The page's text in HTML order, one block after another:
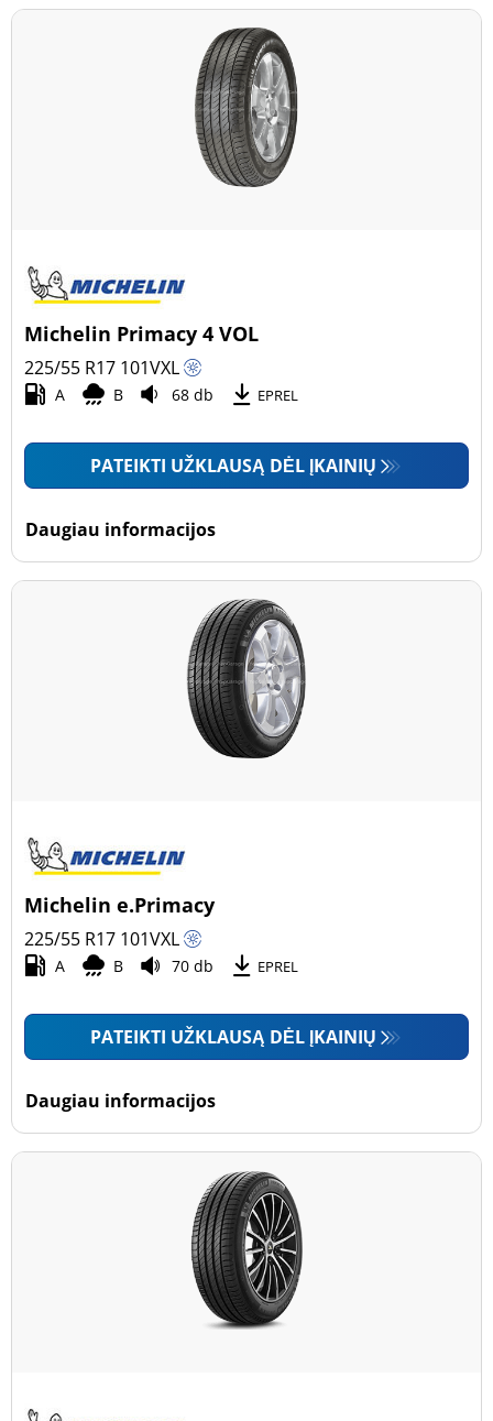
Michelin Primacy 4 VOL
225/55 R17 101VXL
A B 68 db EPREL
PATEIKTI UŽKLAUSĄ DĖL ĮKAINIŲ
Daugiau informacijos
Michelin e.Primacy
225/55 R17 101VXL
A B 70 db EPREL
PATEIKTI UŽKLAUSĄ DĖL ĮKAINIŲ
Daugiau informacijos